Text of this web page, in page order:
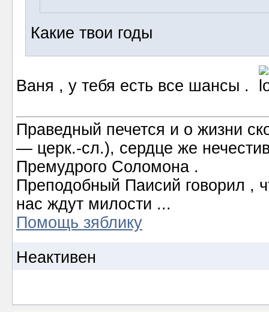
Какие твои годы
Ваня , у тебя есть все шансы .
Праведный печется и о жизни
― церк.-сл.), сердце же
Премудрого Соломона .
Преподобный Паисий говорил ,
нас ждут милости ...
Помощь зяблику
Неактивен